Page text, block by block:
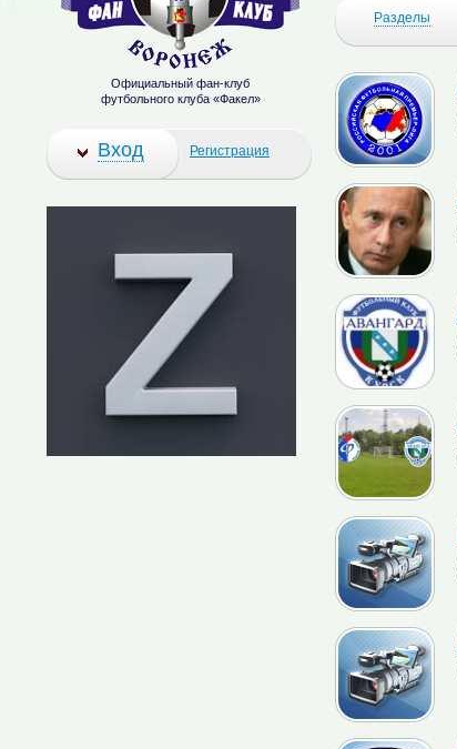
Разделы
Официальный фан-клуб
футбольного клуба «Факел»
Вход Регистрация